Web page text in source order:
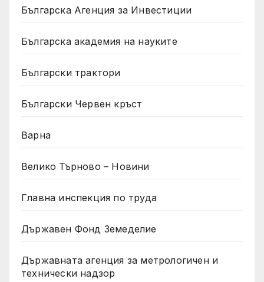
Българска Агенция за Инвестиции
Българска академия на науките
Български трактори
Български Червен кръст
Варна
Велико Търново – Новини
Главна инспекция по труда
Държавен Фонд Земеделие
Държавната агенция за метрологичен и
технически надзор